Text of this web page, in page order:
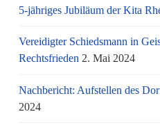
5-jähriges Jubiläum der Kita
Vereidigter Schiedsmann in
Rechtsfrieden 2. Mai 2024
Nachbericht: Aufstellen des
2024